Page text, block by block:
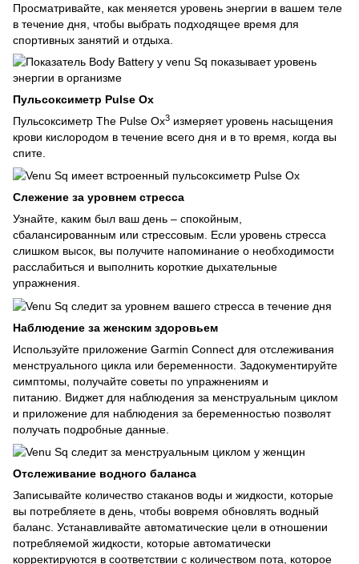
Просматривайте, как меняется уровень энергии в вашем теле
в течение дня, чтобы выбрать подходящее время для
спортивных занятий и отдыха.
Пульсоксиметр Pulse Ox
Пульсоксиметр The Pulse Ox3 измеряет уровень насыщения
крови кислородом в течение всего дня и в то время, когда вы
спите.
Слежение за уровнем стресса
Узнайте, каким был ваш день – спокойным,
сбалансированным или стрессовым. Если уровень стресса
слишком высок, вы получите напоминание о необходимости
расслабиться и выполнить короткие дыхательные
упражнения.
Наблюдение за женским здоровьем
Используйте приложение Garmin Connect для отслеживания
менструального цикла или беременности. Задокументируйте
симптомы, получайте советы по упражнениям и
питанию. Виджет для наблюдения за менструальным циклом
и приложение для наблюдения за беременностью позволят
получать подробные данные.
Отслеживание водного баланса
Записывайте количество стаканов воды и жидкости, которые
вы потребляете в день, чтобы вовремя обновлять водный
баланс. Устанавливайте автоматические цели в отношении
потребляемой жидкости, которые автоматически
корректируются в соответствии с количеством пота, которое